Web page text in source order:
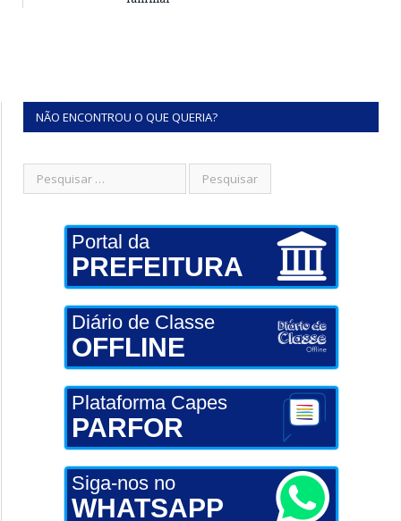
NÃO ENCONTROU O QUE QUERIA?
Portal da
PREFEITURA
Diário de Classe
OFFLINE
Plataforma Capes
PARFOR
Siga-nos no
WHATSAPP